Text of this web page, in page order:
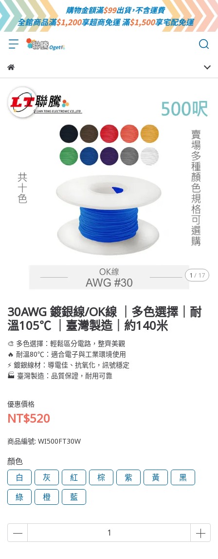
1 / 17
30AWG 鍍銀線/OK線 ｜多色選擇｜耐
溫105℃ ｜臺灣製造｜約140米
🎨 多色選擇：輕鬆區分電路，整齊美觀
🔥 耐溫80℃：適合電子與工業環境使用
⚡ 鍍銀線材：導電佳、抗氧化，訊號穩定
🏭 臺灣製造：品質保證，耐用可靠
優惠價格
NT$520
商品編號: WI500FT30W
顏色
白
灰 紅 棕 紫 黃
黑
綠
橙 藍